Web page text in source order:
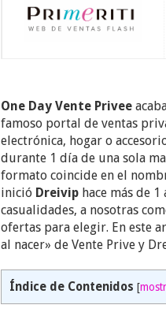
One Day Vente Privee
famoso portal de ventas
electrónica, hogar o
durante 1 día de una sola
formato coincide en el
inició Dreiviphace más de 1
casualidades, a nosotras
ofertas para elegir. En este
al nacer» de Vente Prive y
Índice de Contenidos [